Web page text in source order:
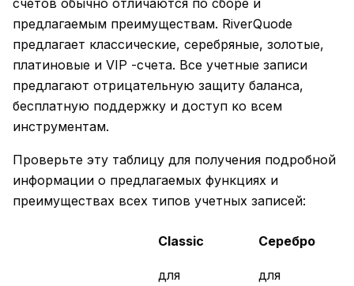
предлагаемым преимуществам. RiverQuode
предлагает классические, серебряные, золотые,
платиновые и VIP -счета. Все учетные записи
предлагают отрицательную защиту баланса,
бесплатную поддержку и доступ ко всем
инструментам.
Проверьте эту таблицу для получения подробной
информации о предлагаемых функциях и
преимуществах всех типов учетных записей:
Classic
для
Серебро
для